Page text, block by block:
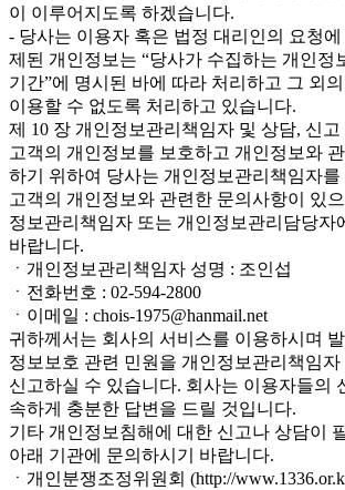
이 이루어지도록 하겠습니다.
- 당사는 이용자 혹은 법정 대리인의 요청
제된 개인정보는 “당사가 수집하는 개인정
기간”에 명시된 바에 따라 처리하고 그 외
이용할 수 없도록 처리하고 있습니다.
제 10 장 개인정보관리책임자 및 상담, 신고
고객의 개인정보를 보호하고 개인정보와
하기 위하여 당사는 개인정보관리책임자를
고객의 개인정보와 관련한 문의사항이 있
정보관리책임자 또는 개인정보관리담당자
바랍니다.
ㆍ개인정보관리책임자 성명 : 조인섭
ㆍ전화번호 : 02-594-2800
ㆍ이메일 : chois-1975@hanmail.net
귀하께서는 회사의 서비스를 이용하시며
정보보호 관련 민원을 개인정보관리책임자
신고하실 수 있습니다. 회사는 이용자들의
속하게 충분한 답변을 드릴 것입니다.
기타 개인정보침해에 대한 신고나 상담이
아래 기관에 문의하시기 바랍니다.
ㆍ개인분쟁조정위원회 (http://